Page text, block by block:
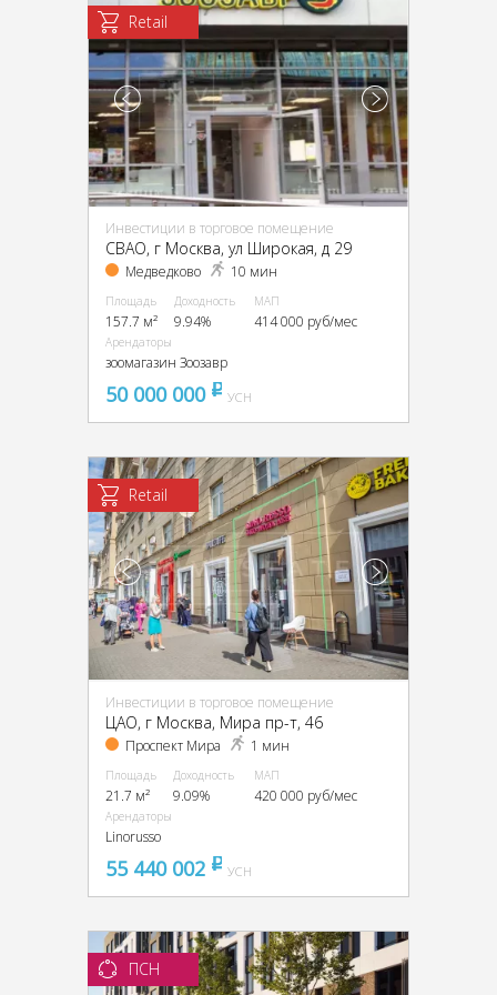
Retail
Инвестиции в торговое помещение
CВАО, г Москва, ул Широкая, д 29
Медведково 10 мин
Площадь
157.7 м²
Доходность
9.94%
МАП
414 000 руб/мес
Арендаторы
зоомагазин Зоозавр
50 000 000 pуб
УСН
Retail
Инвестиции в торговое помещение
ЦАО, г Москва, Мира пр-т, 46
Проспект Мира 1 мин
Площадь
21.7 м²
Доходность
9.09%
МАП
420 000 руб/мес
Арендаторы
Linorusso
55 440 002 pуб
УСН
ПСН